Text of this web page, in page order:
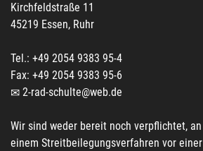
Kirchfeldstraße 11
45219 Essen, Ruhr
Tel.: +49 2054 9383 95-4
Fax: +49 2054 9383 95-6
2-rad-schulte@web.de
Wir sind weder bereit noch verpflichtet, an
einem Streitbeilegungsverfahren vor einer